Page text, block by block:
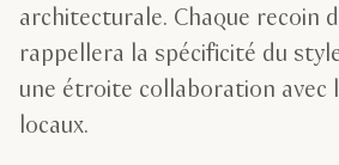
architecturale. Chaque recoin
rappellera la spécificité du
une étroite collaboration avec
locaux.